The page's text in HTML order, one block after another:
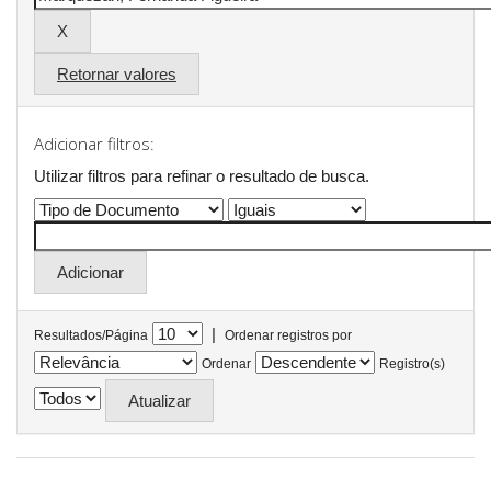
Retornar valores
Adicionar filtros:
Utilizar filtros para refinar o resultado de busca.
Resultados/Página |
Ordenar registros por
Ordenar
Registro(s)